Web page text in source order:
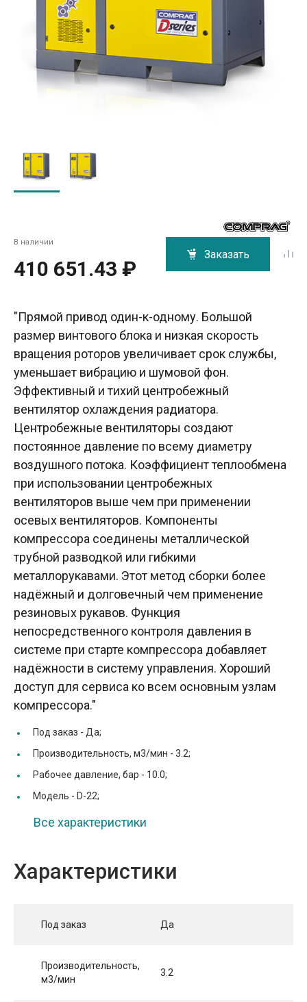
В наличии
410 651.43 ₽
Заказать
"Прямой привод один-к-одному. Большой
размер винтового блока и низкая скорость
вращения роторов увеличивает срок службы,
уменьшает вибрацию и шумовой фон.
Эффективный и тихий центробежный
вентилятор охлаждения радиатора.
Центробежные вентиляторы создают
постоянное давление по всему диаметру
воздушного потока. Коэффициент теплообмена
при использовании центробежных
вентиляторов выше чем при применении
осевых вентиляторов. Компоненты
компрессора соединены металлической
трубной разводкой или гибкими
металлорукавами. Этот метод сборки более
надёжный и долговечный чем применение
резиновых рукавов. Функция
непосредственного контроля давления в
системе при старте компрессора добавляет
надёжности в систему управления. Хороший
доступ для сервиса ко всем основным узлам
компрессора."
Под заказ - Да;
Производительность, м3/мин - 3.2;
Рабочее давление, бар - 10.0;
Модель - D-22;
Все характеристики
Характеристики
Под заказ Да
Производительность,
м3/мин
3.2